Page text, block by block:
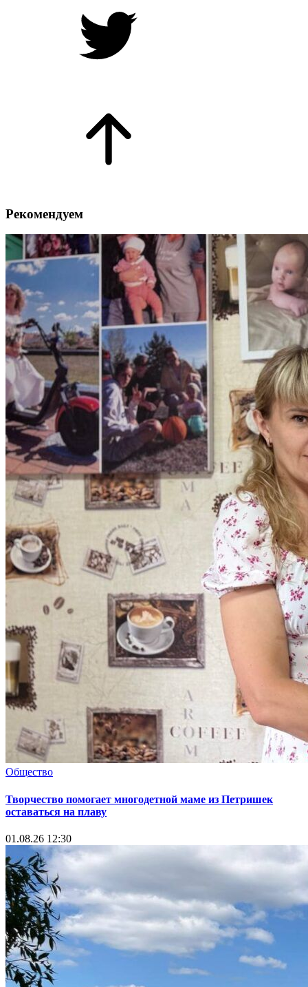
Рекомендуем
Общество
Творчество помогает многодетной маме из Петришек
оставаться на плаву
01.08.26 12:30